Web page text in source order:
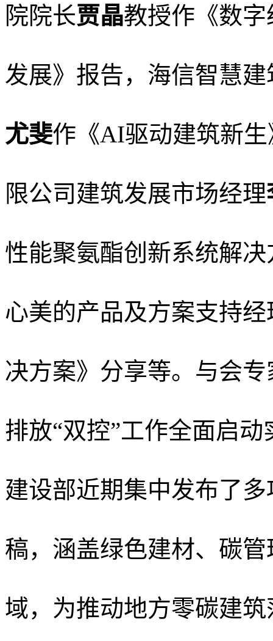
院院长贾晶教授作《数
发展》报告， 海信智慧
尤斐作《AI驱动建筑新生
限公司建筑发展市场经理
性能聚氨酯创新系统解决
心美的产品及方案支持经
决方案》分享等。 与会
排放“双控”工作全面启
建设部近期集中发布了
稿，涵盖绿色建材、碳
域，为推动地方零碳建